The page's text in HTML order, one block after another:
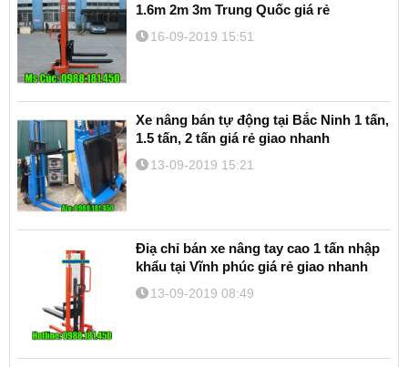
1.6m 2m 3m Trung Quốc giá rẻ
16-09-2019 15:51
Xe nâng bán tự động tại Bắc Ninh 1 tấn,
1.5 tấn, 2 tấn giá rẻ giao nhanh
13-09-2019 15:21
Điạ chỉ bán xe nâng tay cao 1 tấn nhập
khẩu tại Vĩnh phúc giá rẻ giao nhanh
13-09-2019 08:49